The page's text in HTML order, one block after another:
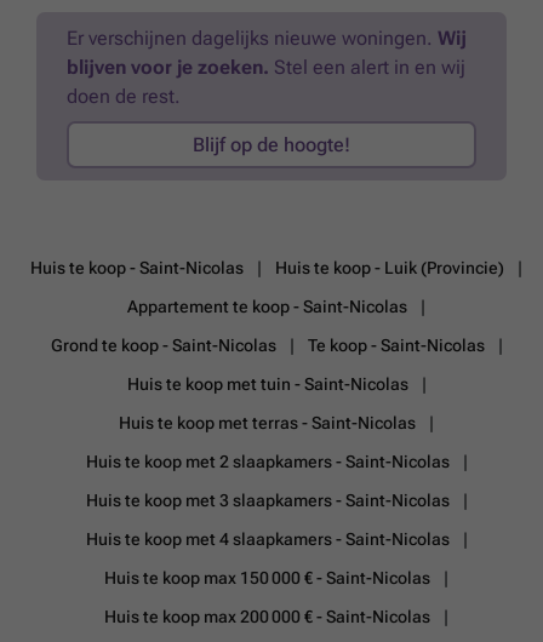
Er verschijnen dagelijks nieuwe woningen. Wij
blijven voor je zoeken. Stel een alert in en wij
doen de rest.
Blijf op de hoogte!
Huis te koop - Saint-Nicolas
Huis te koop - Luik (Provincie)
Appartement te koop - Saint-Nicolas
Grond te koop - Saint-Nicolas
Te koop - Saint-Nicolas
Huis te koop met tuin - Saint-Nicolas
Huis te koop met terras - Saint-Nicolas
Huis te koop met 2 slaapkamers - Saint-Nicolas
Huis te koop met 3 slaapkamers - Saint-Nicolas
Huis te koop met 4 slaapkamers - Saint-Nicolas
Huis te koop max 150 000 € - Saint-Nicolas
Huis te koop max 200 000 € - Saint-Nicolas